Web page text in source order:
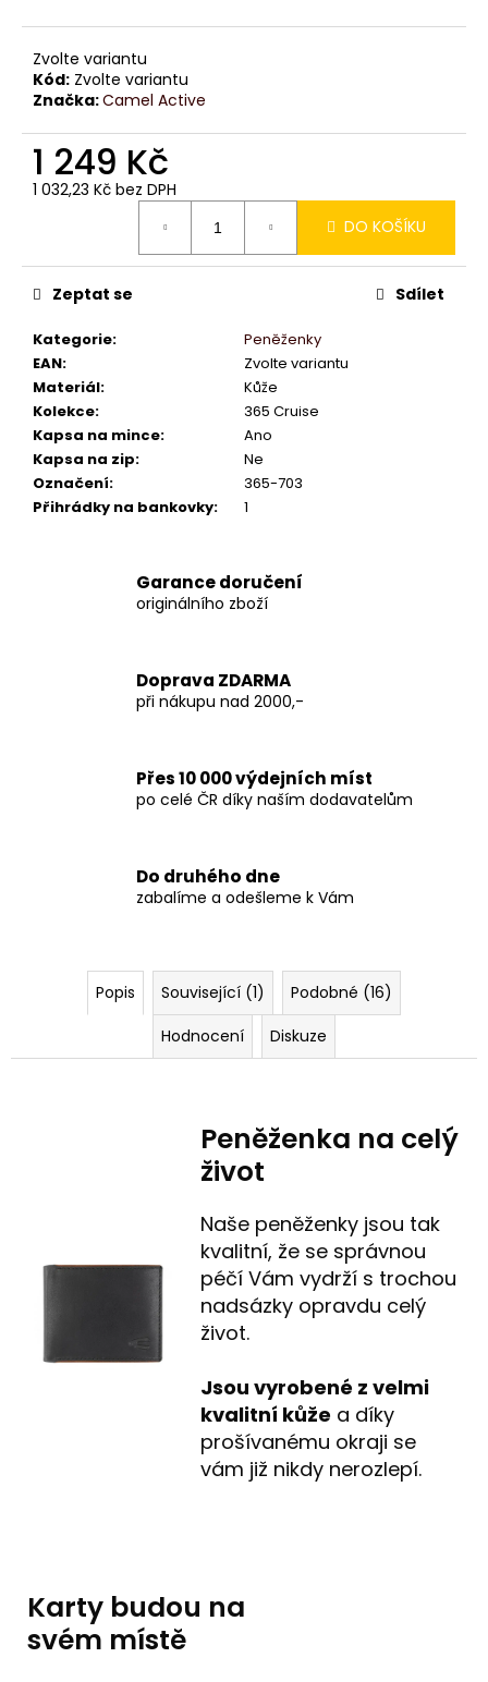
Zvolte variantu
Kód: Zvolte variantu
Značka:Camel Active
1 249 Kč
1 032,23 Kč bez DPH
DO KOŠÍKU
Kategorie:
Peněženky
EAN:
Zvolte variantu
Materiál:
Kůže
Kolekce:
365 Cruise
Kapsa na mince:
Ano
Kapsa na zip:
Ne
Označení:
365-703
Přihrádky na bankovky: 1
Zeptat se Sdílet
Garance doručení
originálního zboží
Doprava ZDARMA
při nákupu nad 2000,-
Přes 10 000 výdejních míst
po celé ČR díky naším dodavatelům
Do druhého dne
zabalíme a odešleme k Vám
Popis Související (1)
Podobné (16)
Hodnocení
Diskuze
Peněženka na celý
život
Naše peněženky jsou tak
kvalitní, že se správnou
péčí Vám vydrží s trochou
nadsázky opravdu celý
život.
Jsou vyrobené z velmi
kvalitní kůže a díky
prošívanému okraji se
vám již nikdy nerozlepí.
Karty budou na
svém místě